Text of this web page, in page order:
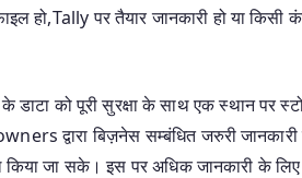
हो,Tally पर तैयार जानकारी हो या किसी
के डाटा को पूरी सुरक्षा के साथ एक स्थान
द्वारा बिज़नेस सम्बंधित जरुरी
जा सके। इस पर अधिक जानकारी के